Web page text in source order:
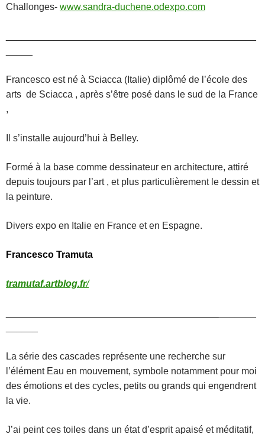
Challonges- www.sandra-duchene.odexpo.com
Francesco est né à Sciacca (Italie) diplômé de l’école des
arts de Sciacca , après s’être posé dans le sud de la France
,
Il s’installe aujourd’hui à Belley.
Formé à la base comme dessinateur en architecture, attiré
depuis toujours par l’art , et plus particulièrement le dessin et
la peinture.
Divers expo en Italie en France et en Espagne.
Francesco Tramuta
tramutaf.artblog.fr/
La série des cascades représente une recherche sur
l’élément Eau en mouvement, symbole notamment pour moi
des émotions et des cycles, petits ou grands qui engendrent
la vie.
J’ai peint ces toiles dans un état d’esprit apaisé et méditatif,